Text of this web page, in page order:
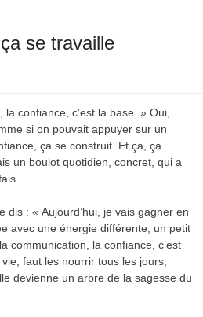
se travaille
confiance, c’est la base. » Oui,
si on pouvait appuyer sur un
ça se construit. Et ça, ça
un boulot quotidien, concret, qui a
: « Aujourd’hui, je vais gagner en
avec une énergie différente, un petit
communication, la confiance, c’est
faut les nourrir tous les jours,
devienne un arbre de la sagesse du